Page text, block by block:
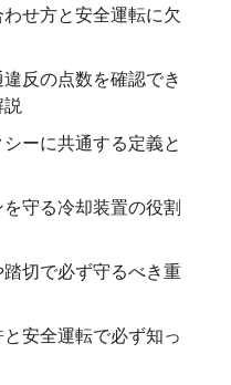
せ方と安全運転に欠
反の点数を確認でき
ーに共通する定義と
守る冷却装置の役割
切で必ず守るべき重
安全運転で必ず知っ